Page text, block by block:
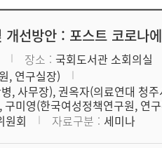
선방안 : 포스트 코로나
장소 국회도서관 소회의실
, 연구실장)
, 사무장), 권옥자(의료연대 청
미영(한국여성정책연구원, 연
원회 자료구분 세미나